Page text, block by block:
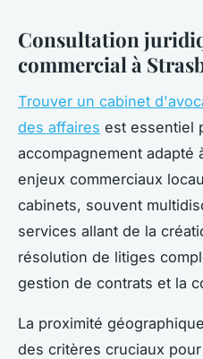
Consultation
commercial à
Trouver un cabinet
des affaires est essentiel
accompagnement adapté
enjeux commerciaux
cabinets, souvent
services allant de la
résolution de litiges
gestion de contrats et la
La proximité
des critères cruciaux